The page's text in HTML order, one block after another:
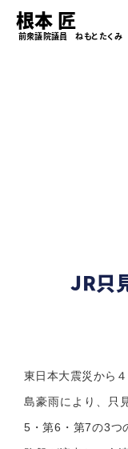
根本 匠
前衆議院議員 ねもと たくみ
JR只
東日本大震災から
島豪雨により、只
5・第6・第7の3つ